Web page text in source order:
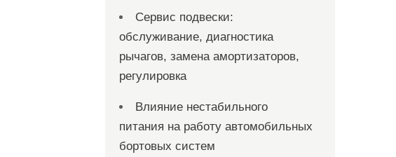
Сервис подвески:
обслуживание, диагностика
рычагов, замена амортизаторов,
регулировка
Влияние нестабильного
питания на работу автомобильных
бортовых систем